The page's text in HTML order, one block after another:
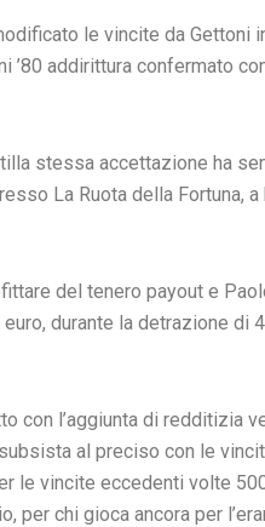
le vincite da Gettoni
’80 addirittura confermato
stessa accettazione ha
La Ruota della Fortuna,
del tenero payout e
durante la detrazione di
con l’aggiunta di redditizia
al preciso con le
le vincite eccedenti volte
chi gioca ancora per